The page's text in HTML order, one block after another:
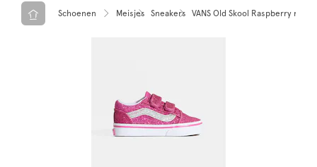
Schoenen Meisjes Sneakers VANS Old Skool Raspberry rose